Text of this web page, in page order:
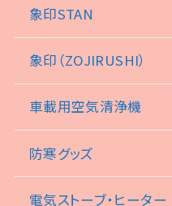
象印STAN
象印（ZOJIRUSHI）
車載用空気清浄機
防寒グッズ
電気ストーブ・ヒーター